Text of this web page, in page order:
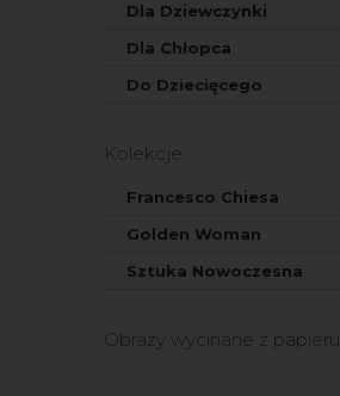
Dla Dziewczynki
Dla Chłopca
Do Dziecięcego
Kolekcje
Francesco Chiesa
Golden Woman
Sztuka Nowoczesna
Obrazy wycinane z papieru